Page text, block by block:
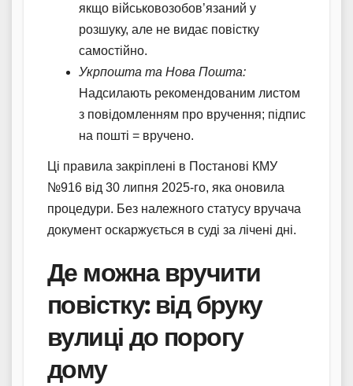
якщо військовозобов’язаний у
розшуку, але не видає повістку
самостійно.
Укрпошта та Нова Пошта:
Надсилають рекомендованим листом
з повідомленням про вручення; підпис
на пошті = вручено.
Ці правила закріплені в Постанові КМУ
№916 від 30 липня 2025-го, яка оновила
процедури. Без належного статусу вручача
документ оскаржується в суді за лічені дні.
Де можна вручити
повістку: від бруку
вулиці до порогу
дому